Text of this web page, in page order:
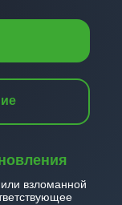
взломанной